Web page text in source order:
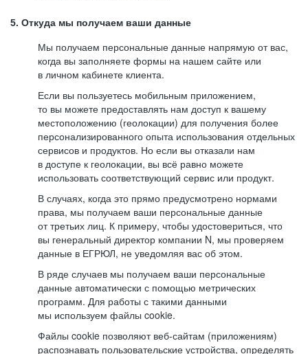
5. Откуда мы получаем ваши данные
Мы получаем персональные данные напрямую от вас,
когда вы заполняете формы на нашем сайте или
в личном кабинете клиента.
Если вы пользуетесь мобильным приложением,
то вы можете предоставлять нам доступ к вашему
местоположению (геолокации) для получения более
персонализированного опыта использования отдельных
сервисов и продуктов. Но если вы отказали нам
в доступе к геолокации, вы всё равно можете
использовать соответствующий сервис или продукт.
В случаях, когда это прямо предусмотрено нормами
права, мы получаем ваши персональные данные
от третьих лиц. К примеру, чтобы удостовериться, что
вы генеральный директор компании N, мы проверяем
данные в ЕГРЮЛ, не уведомляя вас об этом.
В ряде случаев мы получаем ваши персональные
данные автоматически с помощью метрических
программ. Для работы с такими данными
мы используем файлы cookie.
Файлы cookie позволяют веб-сайтам (приложениям)
распознавать пользовательские устройства, определять